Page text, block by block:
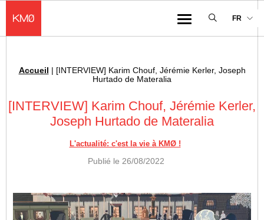
Menu
FR
Fil d'Ariane :
Accueil | [INTERVIEW] Karim Chouf, Jérémie Kerler, Joseph
Hurtado de Materalia
[INTERVIEW] Karim Chouf, Jérémie Kerler,
Joseph Hurtado de Materalia
L'actualité: c'est la vie à KMØ !
Publié le 26/08/2022